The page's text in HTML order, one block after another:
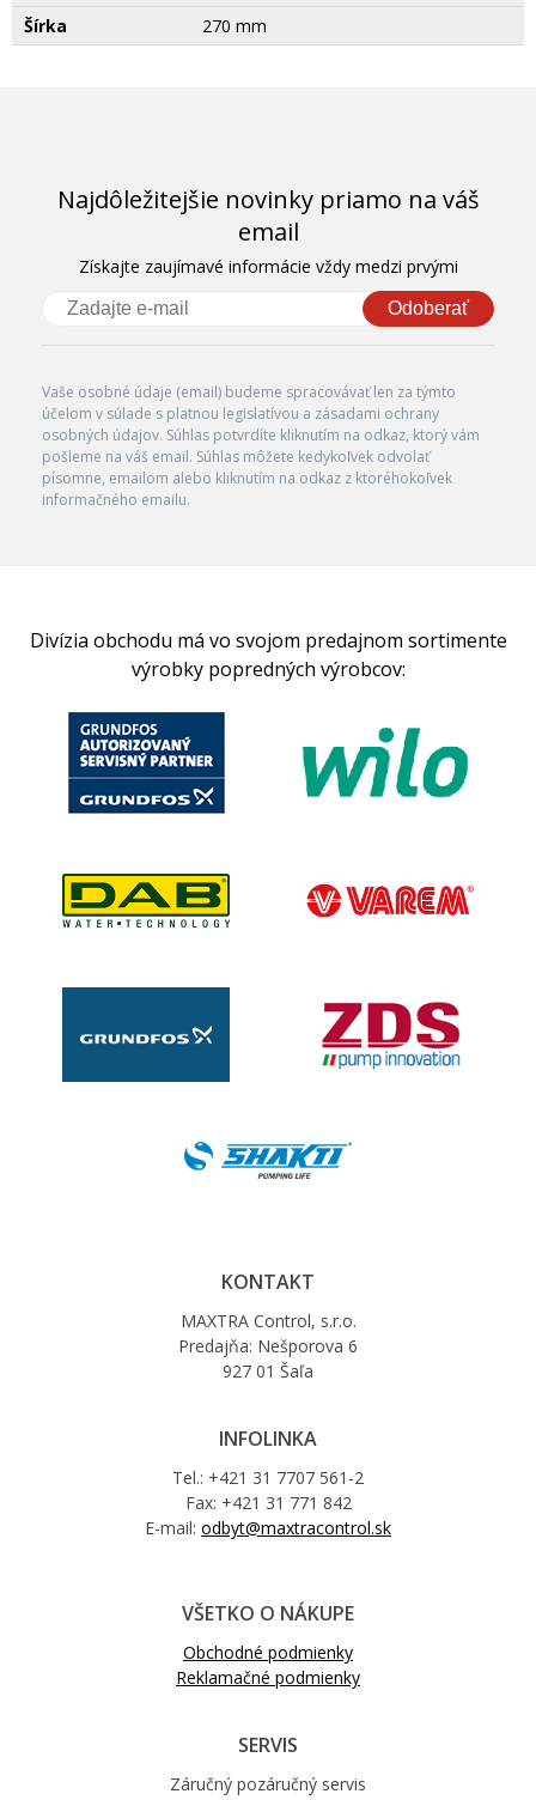
Šírka
270 mm
Najdôležitejšie novinky priamo na váš
email
Získajte zaujímavé informácie vždy medzi prvými
Odoberať
Vaše osobné údaje (email) budeme spracovávať len za týmto
účelom v súlade s platnou legislatívou a zásadami ochrany
osobných údajov. Súhlas potvrdíte kliknutím na odkaz, ktorý vám
pošleme na váš email. Súhlas môžete kedykoľvek odvolať
písomne, emailom alebo kliknutím na odkaz z ktoréhokoľvek
informačného emailu.
Divízia obchodu má vo svojom predajnom sortimente
výrobky popredných výrobcov:
KONTAKT
MAXTRA Control, s.r.o.
Predajňa: Nešporova 6
927 01 Šaľa
INFOLINKA
Tel.: +421 31 7707 561-2
Fax: +421 31 771 842
E-mail: odbyt@maxtracontrol.sk
VŠETKO O NÁKUPE
Obchodné podmienky
Reklamačné podmienky
SERVIS
Záručný pozáručný servis